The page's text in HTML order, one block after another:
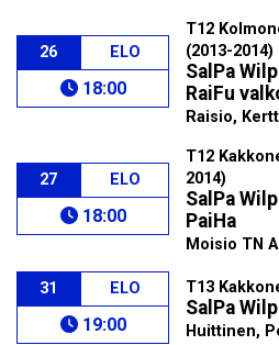
26 ELO
18:00
T12
(2013-2014)
SalPa
RaiFu
Raisio,
27 ELO
18:00
T12
2014)
SalPa
PaiHa
Moisio TN A
31 ELO
19:00
T13
SalPa
Huittinen,